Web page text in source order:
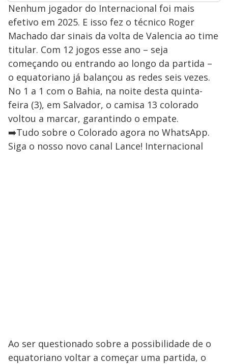
Nenhum jogador do Internacional foi mais
efetivo em 2025. E isso fez o técnico Roger
Machado dar sinais da volta de Valencia ao time
titular. Com 12 jogos esse ano – seja
começando ou entrando ao longo da partida –
o equatoriano já balançou as redes seis vezes.
No 1 a 1 com o Bahia, na noite desta quinta-
feira (3), em Salvador, o camisa 13 colorado
voltou a marcar, garantindo o empate.
➡️Tudo sobre o Colorado agora no WhatsApp.
Siga o nosso novo canal Lance! Internacional
Ao ser questionado sobre a possibilidade de o
equatoriano voltar a começar uma partida, o